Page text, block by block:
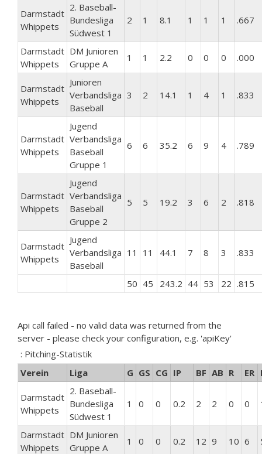
Darmstadt
Whippets
2. Baseball-
Bundesliga
Südwest 1
2 1 8.1 1 1 1 .667
Darmstadt
Whippets
DM Junioren
Gruppe A
1 1 2.2 0 0 0 .000
Darmstadt
Whippets
Junioren
Verbandsliga
Baseball
3 2 14.1 1 4 1 .833
Darmstadt
Whippets
Jugend
Verbandsliga
Baseball
Gruppe 1
6 6 35.2 6 9 4 .789
Darmstadt
Whippets
Jugend
Verbandsliga
Baseball
Gruppe 2
5 5 19.2 3 6 2 .818
Darmstadt
Whippets
Jugend
Verbandsliga
Baseball
11 11 44.1 7 8 3 .833
50 45 243.2 44 53 22 .815
Api call failed - no valid data was returned from the
server - please check your configuration, e.g. 'apiKey'
: Pitching-Statistik
Verein
Liga G GS CG IP BF AB R ER
Darmstadt
Whippets
2. Baseball-
Bundesliga
Südwest 1
1 0 0 0.2 2 2 0 0
Darmstadt
Whippets
DM Junioren
Gruppe A
1 0 0 0.2 12 9 10 6